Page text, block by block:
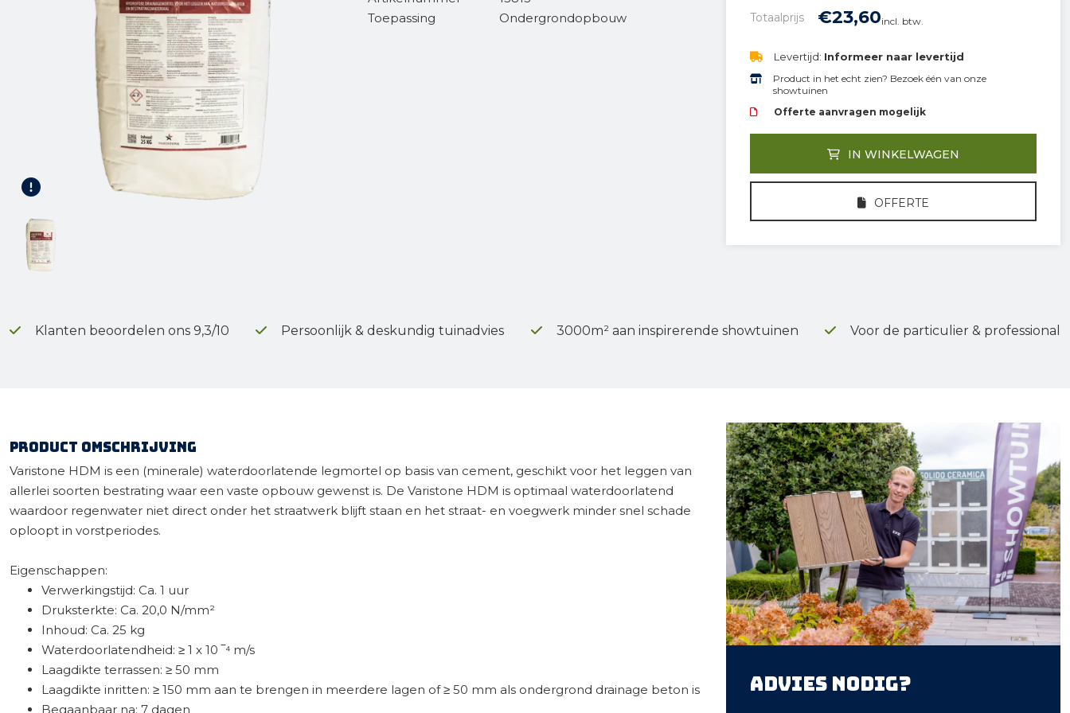
Gereedschap
Toepassing
Ondergrondopbouw Totaalprijs €23,60incl. btw.
Levertijd: Informeer naar levertijd
Product in het echt zien? Bezoek één van onze
showtuinen
Offerte aanvragen mogelijk
IN WINKELWAGEN
OFFERTE
Klanten beoordelen ons 9,3/10 Persoonlijk & deskundig tuinadvies 3000m² aan inspirerende showtuinen Voor de particulier & professional
Product omschrijving
Varistone HDM is een (minerale) waterdoorlatende legmortel op basis van cement, geschikt voor het leggen van
allerlei soorten bestrating waar een vaste opbouw gewenst is. De Varistone HDM is optimaal waterdoorlatend
waardoor regenwater niet direct onder het straatwerk blijft staan en het straat- en voegwerk minder snel schade
oploopt in vorstperiodes.
Eigenschappen:
Verwerkingstijd: Ca. 1 uur
Druksterkte: Ca. 20,0 N/mm²
Inhoud: Ca. 25 kg
Waterdoorlatendheid: ≥ 1 x 10 ‾⁴ m/s
Laagdikte terrassen: ≥ 50 mm
Laagdikte inritten: ≥ 150 mm aan te brengen in meerdere lagen of ≥ 50 mm als ondergrond drainage beton is
Begaanbaar na: 7 dagen
Advies nodig?